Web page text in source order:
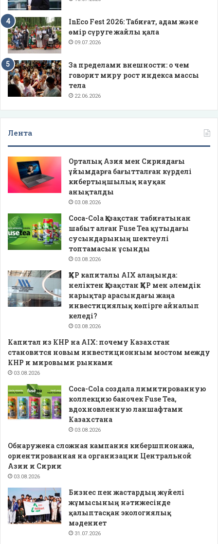
InEco Fest 2026: Табиғат, адам және
өмір сүруге жайлы қала
09.07.2026
За пределами внешности: о чем
говорит миру рост индекса массы
тела
22.06.2026
Лента
Орталық Азия мен Сириядағы
ұйымдарға бағытталған күрделі
кибертыңшылық науқан
анықталды
03.08.2026
Coca-Cola Қазақстан табиғатынан
шабыт алған Fuse Tea құтыдағы
сусындарының шектеулі
топтамасын ұсынды
03.08.2026
ҚХР капиталы AIX алаңында:
неліктен Қазақстан ҚХР мен әлемдік
нарықтар арасындағы жаңа
инвестициялық көпірге айналып
келеді?
03.08.2026
Капитал из КНР на AIX: почему Казахстан
становится новым инвестиционным мостом между
КНР и мировыми рынками
03.08.2026
Coca-Cola создала лимитированную
коллекцию баночек Fuse Tea,
вдохновленную ланшафтами
Казахстана
03.08.2026
Обнаружена сложная кампания кибершпионажа,
ориентированная на организации Центральной
Азии и Сирии
03.08.2026
Бизнес пен жастардың жүйелі
жұмысының нәтижесінде
қалыптасқан экологиялық
мәдениет
31.07.2026